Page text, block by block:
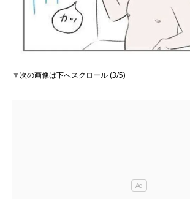
▼次の画像は下へスクロール (3/5)